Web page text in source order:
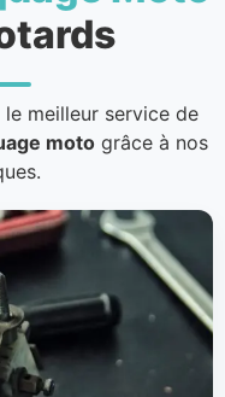
meilleur service de
motogrâce à nos